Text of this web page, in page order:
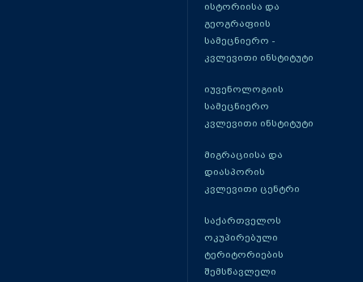
ისტორიისა და
გეოგრაფიის
სამეცნიერო -
კვლევითი ინსტიტუტი
იუვენოლოგიის
სამეცნიერო
კვლევითი ინსტიტუტი
მიგრაციისა და
დიასპორის
კვლევითი ცენტრი
საქართველოს
ოკუპირებული
ტერიტორიების
შემსწავლელი